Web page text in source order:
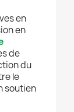
en
en
de
du
le
soutien